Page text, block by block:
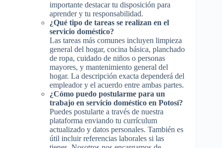
importante destacar tu disposición para
aprender y tu responsabilidad.
¿Qué tipo de tareas se realizan en el
servicio doméstico?
Las tareas más comunes incluyen limpieza
general del hogar, cocina básica, planchado
de ropa, cuidado de niños o personas
mayores, y mantenimiento general del
hogar. La descripción exacta dependerá del
empleador y el acuerdo entre ambas partes.
¿Cómo puedo postularme para un
trabajo en servicio doméstico en Potosí?
Puedes postularte a través de nuestra
plataforma enviando tu currículum
actualizado y datos personales. También es
útil incluir referencias laborales si las